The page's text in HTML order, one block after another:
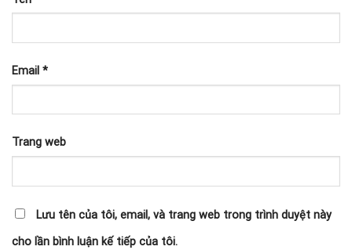
Email *
Trang web
Lưu tên của tôi, email, và trang web trong trình duyệt này
cho lần bình luận kế tiếp của tôi.